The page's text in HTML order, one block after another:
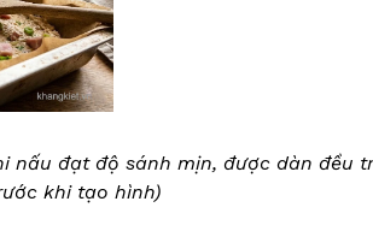
nấu đạt độ sánh mịn, được dàn đều
khi tạo hình)